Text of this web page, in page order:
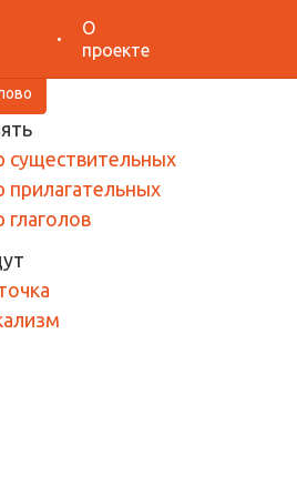
О
проекте
существительных
прилагательных
глаголов